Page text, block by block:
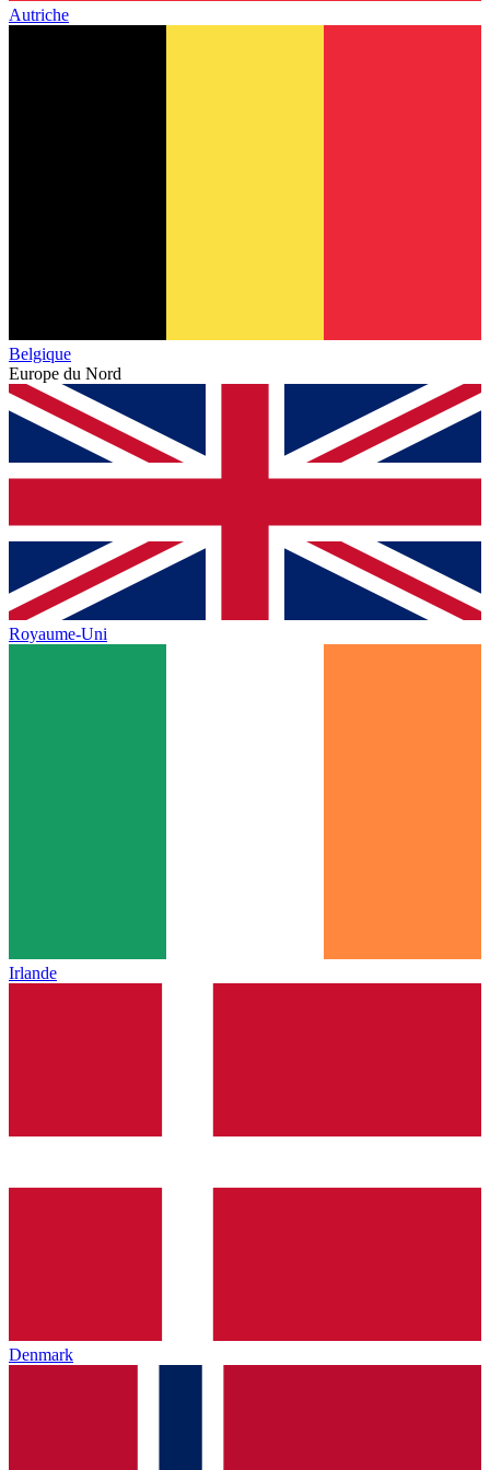
Autriche
Belgique
Europe du Nord
Royaume-Uni
Irlande
Denmark